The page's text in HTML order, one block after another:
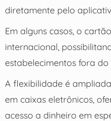
diretamente pelo
Em alguns casos, o
internacional,
estabelecimentos fora do
A flexibilidade é
em caixas eletrônicos,
acesso a dinheiro em